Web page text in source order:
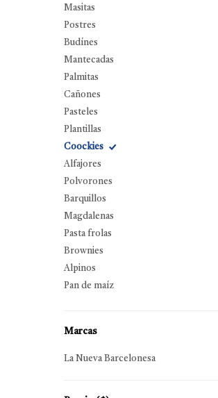
Masitas
Postres
Budínes
Mantecadas
Palmitas
Cañones
Pasteles
Plantillas
Coockies
Alfajores
Polvorones
Barquillos
Magdalenas
Pasta frolas
Brownies
Alpinos
Pan de maíz
Marcas
La Nueva Barcelonesa